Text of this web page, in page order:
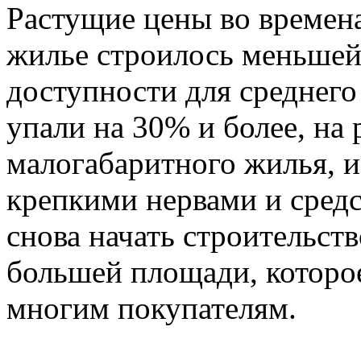
Растущие цены во
жилье строилось
доступности для
упали на 30% и более,
малогабаритного жилья,
крепкими нервами и
снова начать
большей площади,
многим покупателям.